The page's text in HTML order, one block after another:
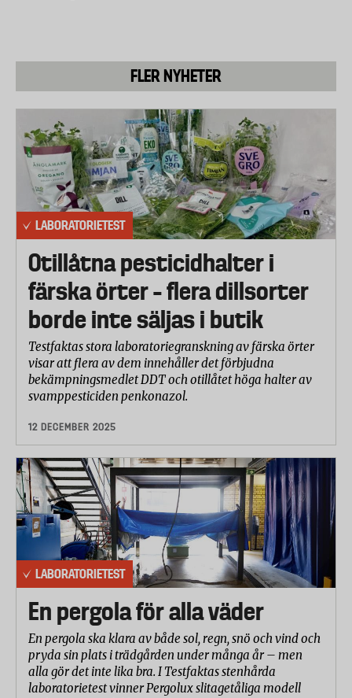
FLER NYHETER
LABORATORIETEST
Otillåtna pesticidhalter i
färska örter – flera dillsorter
borde inte säljas i butik
Testfaktas stora laboratoriegranskning av färska örter
visar att flera av dem innehåller det förbjudna
bekämpningsmedlet DDT och otillåtet höga halter av
svamppesticiden penkonazol.
12 DECEMBER 2025
LABORATORIETEST
En pergola för alla väder
En pergola ska klara av både sol, regn, snö och vind och
pryda sin plats i trädgården under många år – men
alla gör det inte lika bra. I Testfaktas stenhårda
laboratorietest vinner Pergolux slitagetåliga modell